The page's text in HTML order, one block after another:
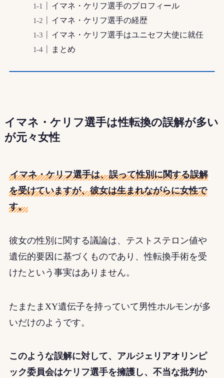
イマネ・ケリフ選手のプロフィール
イマネ・ケリフ選手の経歴
イマネ・ケリフ選手はユニセフ大使に就任
まとめ
イマネ・ケリフ選手は性転換の誤解が多い
が元々女性
イマネ・ケリフ選手は、誤って性別に関する誤解
を受けていますが、彼女は生まれながらに女性で
す。
彼女の性別に関する議論は、テストステロン値や
遺伝的要因に基づくものであり、性転換手術を受
けたという事実はありません。
たまたまXY遺伝子を持っていて男性ホルモンが多
いだけのようです。
このような誤解に対して、アルジェリアオリンピ
ック委員会はケリフ選手を擁護し、不当な批判か